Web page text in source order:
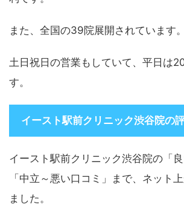
また、全国の39院展開されています。
土日祝日の営業もしていて、平日は
す。
イースト駅前クリニック渋谷院の
イースト駅前クリニック渋谷院の「
「中立～悪い口コミ」まで、ネット
ました。